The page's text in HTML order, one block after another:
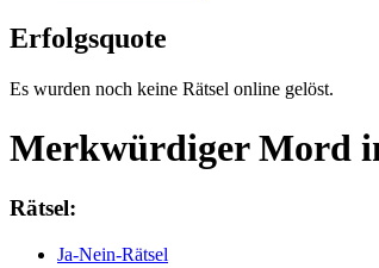
Erfolgsquote
Es wurden noch keine Rätsel online gelöst.
Merkwürdiger Mord
Rätsel:
Ja-Nein-Rätsel